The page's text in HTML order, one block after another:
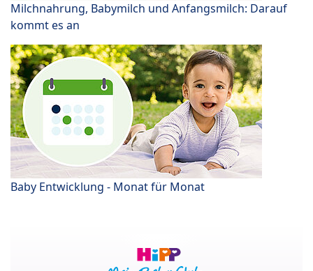
Milchnahrung, Babymilch und Anfangsmilch: Darauf
kommt es an
Baby Entwicklung - Monat für Monat